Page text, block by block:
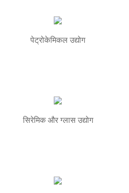
पेट्रोकेमिकल उद्योग
सिरेमिक और ग्लास उद्योग